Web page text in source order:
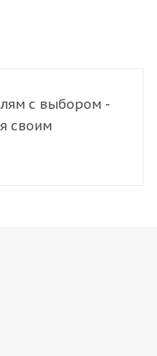
с выбором -
своим